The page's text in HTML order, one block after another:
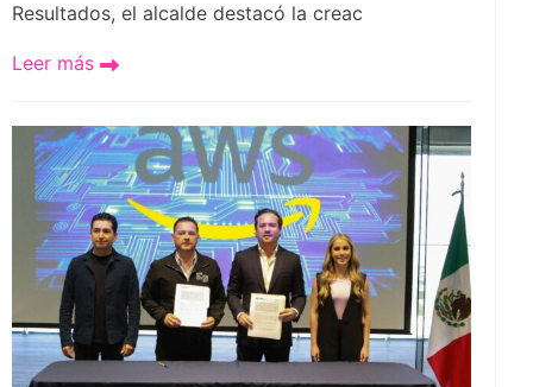
Resultados, el alcalde destacó la creac
Leer más